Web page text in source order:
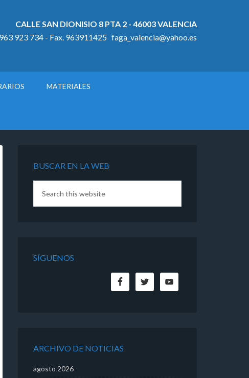
CALLE SAN DIONISIO 8 PTA 2 - 46003 VALENCIA
923 734 - Fax. 963911425 faga_valencia@yahoo.es
MATERIALES
BUSCAR EN LA WEB
SÍGUENOS
ARCHIVO DE NOTICIAS
agosto 2026